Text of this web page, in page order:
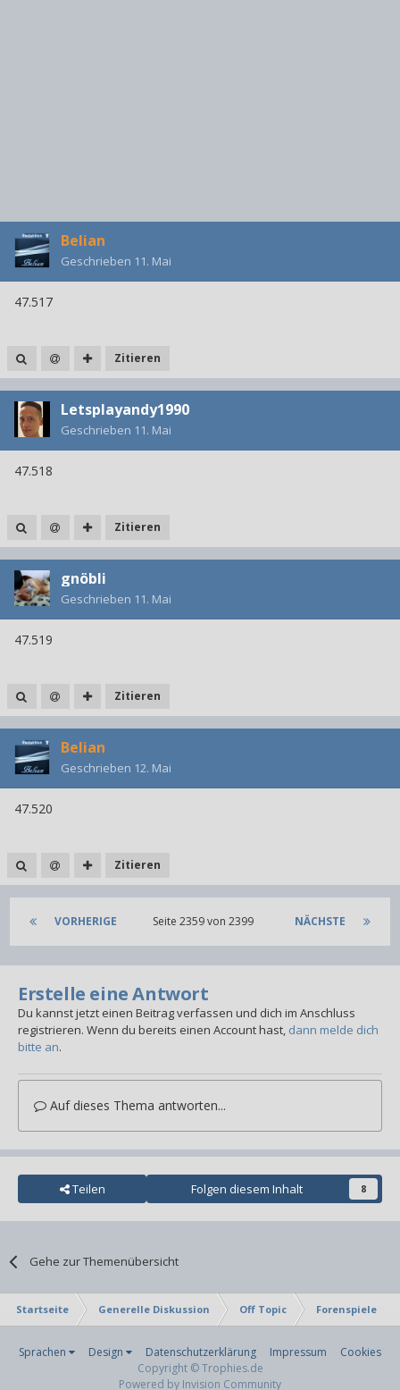
Belian
Geschrieben 11. Mai
47.517
Zitieren
Letsplayandy1990
Geschrieben 11. Mai
47.518
Zitieren
gnöbli
Geschrieben 11. Mai
47.519
Zitieren
Belian
Geschrieben 12. Mai
47.520
Zitieren
VORHERIGE NÄCHSTE
Seite 2359 von 2399
Erstelle eine Antwort
Du kannst jetzt einen Beitrag verfassen und dich im Anschluss
registrieren. Wenn du bereits einen Account hast, dann melde dich
bitte an.
Auf dieses Thema antworten...
Teilen Folgen diesem Inhalt 8
Gehe zur Themenübersicht
Startseite Generelle Diskussion Off Topic Forenspiele
Sprachen Design Datenschutzerklärung Impressum
Cookies
Copyright © Trophies.de
Powered by Invision Community